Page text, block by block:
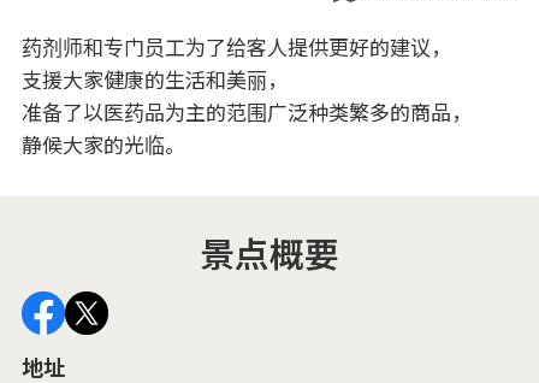
药剂师和专门员工为了给客人提供更好的建议，
支援大家健康的生活和美丽，
准备了以医药品为主的范围广泛种类繁多的商品，
静候大家的光临。
景点概要
地址